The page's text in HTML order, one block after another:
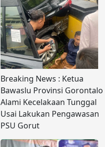
Breaking News : Ketua
Bawaslu Provinsi Gorontalo
Alami Kecelakaan Tunggal
Usai Lakukan Pengawasan
PSU Gorut